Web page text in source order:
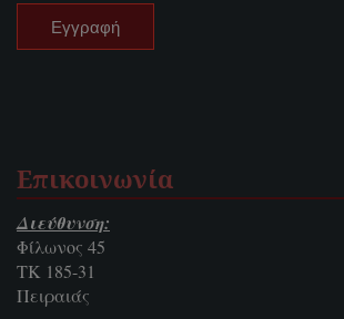
Επικοινωνία
Διεύθυνση:
Φίλωνος 45
ΤΚ 185-31
Πειραιάς